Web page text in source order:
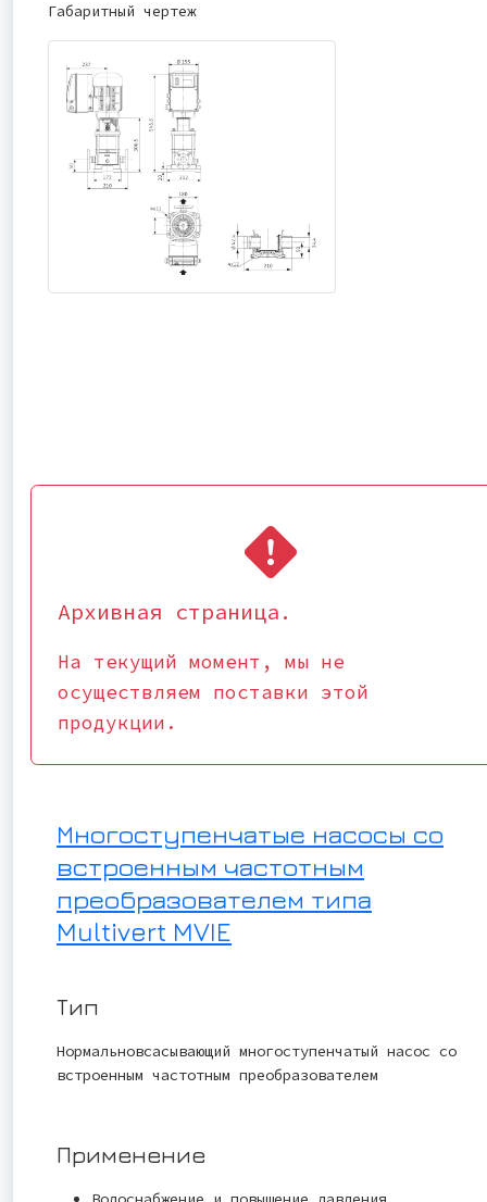
Габаритный чертеж
Архивная страница.
На текущий момент, мы не
осуществляем поставки этой
продукции.
Многоступенчатые насосы со
встроенным частотным
преобразователем типа
Multivert MVIE
Тип
Нормальновсасывающий многоступенчатый насос со
встроенным частотным преобразователем
Применение